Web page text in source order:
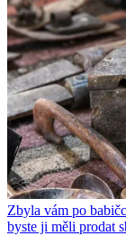
Zbyla vám po
byste ji měli prodat